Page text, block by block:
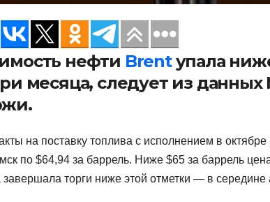
нефти Brentупала
месяца, следует из
на поставку топлива с исполнением в
по $64,94 за баррель. Ниже $65 за баррель
завершала торги ниже этой отметки — в середине